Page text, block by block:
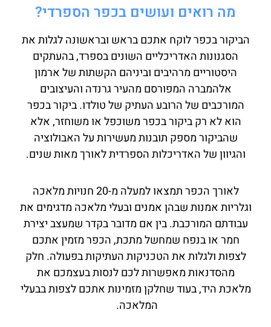
מה רואים ועושים בכפר הספרדי?
הביקור בכפר לוקח אתכם בראש ובראשונה לגלות את
הסגנונות האדריכליים השונים בספרד, בהעתקים
היסטוריים מרהיבים וביניהם הקשתות של ארמון
אלהמברה המפורסם מהעיר גרנדה והעיצובים
המורכבים של הרובע העתיק של טולדו. ביקור בכפר
הוא לא רק ביקור בכפר משוכפל או משוחזר, אלא
שהביקור מספק תובנות מעשירות על האבולוציה
והגיוון של האדריכלות הספרדית לאורך מאות שנים.
לאורך הכפר תמצאו למעלה מ-20 חנויות מלאכה
וגלריות אמנות שבהן אמנים ובעלי מלאכה מדגימים את
עבודתם המורכבת. בין אם מדובר בקדר שמעצב יצירת
חמר או בנפח שמחשל מתכת, הכפר מזמין אתכם
לצפות ולגלות את הטכניקות העתיקות בפעולה. חלק
מהסדנאות מאפשרות לכם לנסות בעצמכם את
מלאכת היד, בעוד שחלקן מזמינות אתכם לצפות בבעלי
המלאכה.